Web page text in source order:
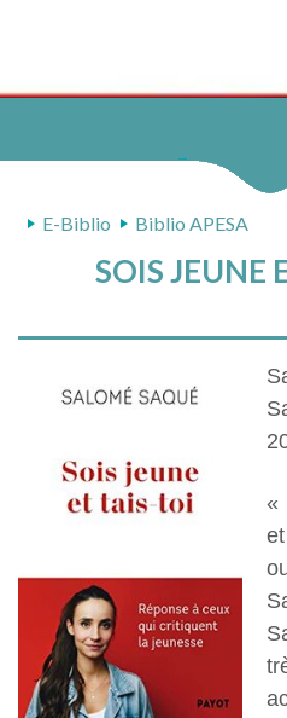
E-Biblio Biblio APESA
SOIS JEUNE